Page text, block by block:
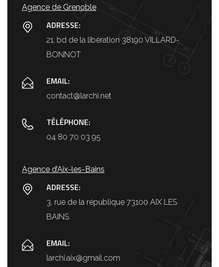
Agence de Grenoble
ADRESSE:
21, bd de la libération 38190 VILLARD-
BONNOT
EMAIL:
contact@larchi.net
TÉLÉPHONE:
04 80 70 03 95
Agence d’Aix-les-Bains
ADRESSE:
3, rue de la république 73100 AIX LES
BAINS
EMAIL:
larchi.aix@gmail.com